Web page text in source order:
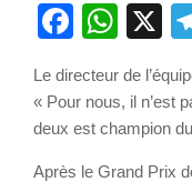
X
Le directeur de
« Pour nous, il n’est
deux est champion
Après le Grand Prix